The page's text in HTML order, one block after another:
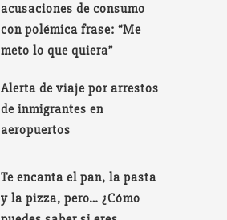
acusaciones de consumo
con polémica frase: “Me
meto lo que quiera”
Alerta de viaje por arrestos
de inmigrantes en
aeropuertos
Te encanta el pan, la pasta
y la pizza, pero… ¿Cómo